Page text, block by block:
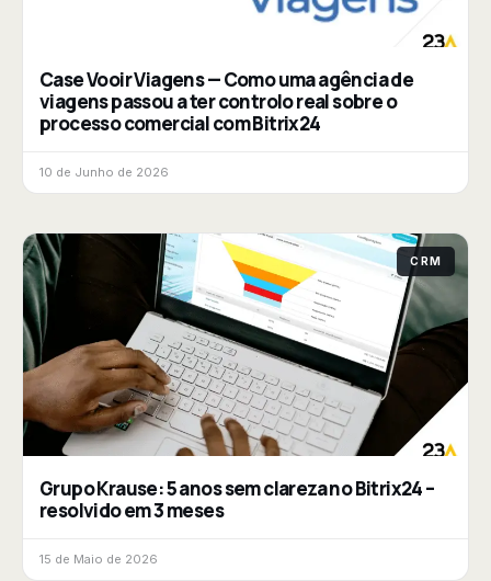
Case Vooir Viagens — Como uma agência de
viagens passou a ter controlo real sobre o
processo comercial com Bitrix24
10 de Junho de 2026
CRM
Grupo Krause: 5 anos sem clareza no Bitrix24 –
resolvido em 3 meses
15 de Maio de 2026